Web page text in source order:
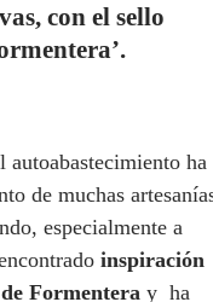
con el sello
ha
de muchas
especialmente a
inspiración
Formentera y ha